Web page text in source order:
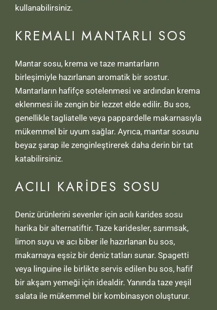
kullanabilirsiniz.
KREMALI MANTARLI SOS
Mantar sosu, krema ve taze mantarların
birleşimiyle hazırlanan aromatik bir sostur.
Mantarların hafifçe sotelenmesi ve ardından krema
eklenmesi ile zengin bir lezzet elde edilir. Bu sos,
genellikle tagliatelle veya pappardelle makarnasıyla
mükemmel bir uyum sağlar. Ayrıca, mantar sosunu
beyaz şarap ile zenginleştirerek daha derin bir tat
katabilirsiniz.
ACILI KARIDES SOSU
Deniz ürünlerini sevenler için acılı karides sosu
harika bir alternatiftir. Taze karidesler, sarımsak,
limon suyu ve acı biber ile hazırlanan bu sos,
makarnaya eşsiz bir deniz tatları sunar. Spagetti
veya linguine ile birlikte servis edilen bu sos, hafif
bir akşam yemeği için idealdir. Yanında taze yeşil
salata ile mükemmel bir kombinasyon oluşturur.